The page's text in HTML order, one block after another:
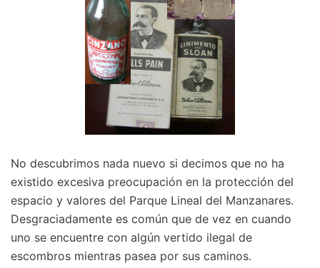
No descubrimos nada nuevo si decimos que no ha
existido excesiva preocupación en la protección del
espacio y valores del Parque Lineal del Manzanares.
Desgraciadamente es común que de vez en cuando
uno se encuentre con algún vertido ilegal de
escombros mientras pasea por sus caminos.